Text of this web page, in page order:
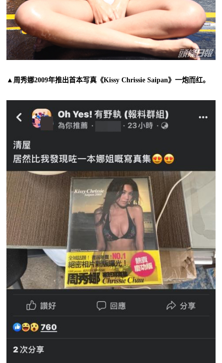
▲周秀娜2009年推出首本写真《Kissy Chrissie Saipan》一炮而红。